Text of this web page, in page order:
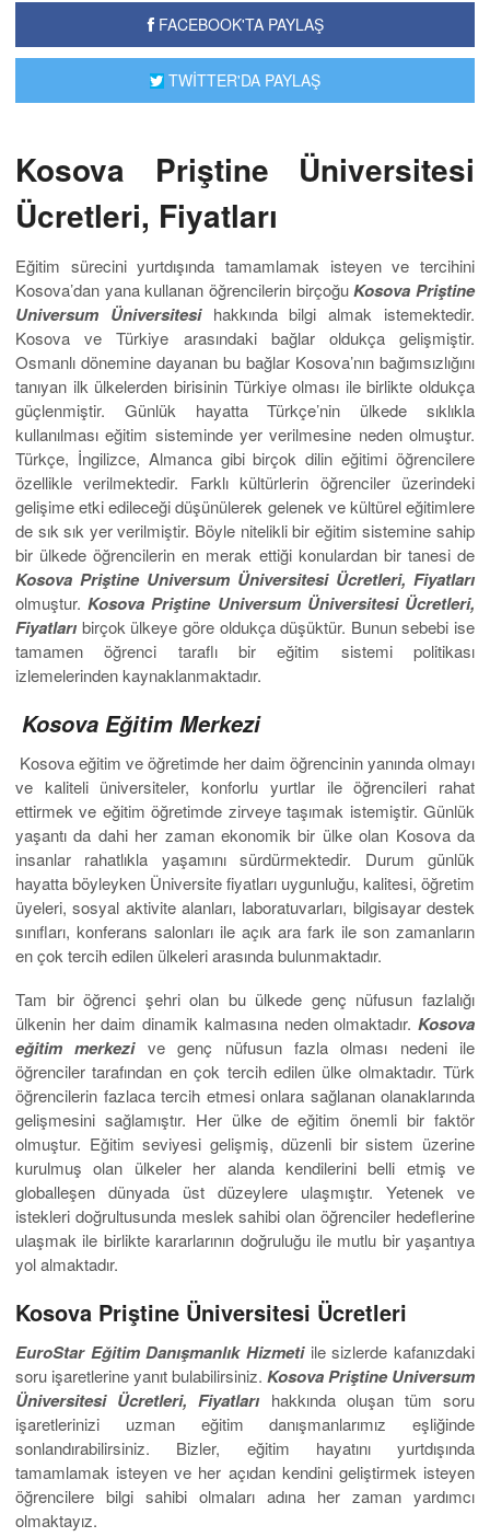
FACEBOOK'TA PAYLAŞ
TWİTTER'DA PAYLAŞ
Kosova Priştine Üniversitesi
Ücretleri, Fiyatları
Eğitim sürecini yurtdışında tamamlamak isteyen ve tercihini
Kosova’dan yana kullanan öğrencilerin birçoğuKosova Priştine
Universum Üniversitesi hakkında bilgi almak istemektedir.
Kosova ve Türkiye arasındaki bağlar oldukça gelişmiştir.
Osmanlı dönemine dayanan bu bağlar Kosova’nın bağımsızlığını
tanıyan ilk ülkelerden birisinin Türkiye olması ile birlikte oldukça
güçlenmiştir. Günlük hayatta Türkçe’nin ülkede sıklıkla
kullanılması eğitim sisteminde yer verilmesine neden olmuştur.
Türkçe, İngilizce, Almanca gibi birçok dilin eğitimi öğrencilere
özellikle verilmektedir. Farklı kültürlerin öğrenciler üzerindeki
gelişime etki edileceği düşünülerek gelenek ve kültürel eğitimlere
de sık sık yer verilmiştir. Böyle nitelikli bir eğitim sistemine sahip
bir ülkede öğrencilerin en merak ettiği konulardan bir tanesi de
Kosova Priştine Universum Üniversitesi Ücretleri, Fiyatları
olmuştur.Kosova Priştine Universum Üniversitesi Ücretleri,
Fiyatları birçok ülkeye göre oldukça düşüktür. Bunun sebebi ise
tamamen öğrenci taraflı bir eğitim sistemi politikası
izlemelerinden kaynaklanmaktadır.
Kosova Eğitim Merkezi
Kosova eğitim ve öğretimde her daim öğrencinin yanında olmayı
ve kaliteli üniversiteler, konforlu yurtlar ile öğrencileri rahat
ettirmek ve eğitim öğretimde zirveye taşımak istemiştir. Günlük
yaşantı da dahi her zaman ekonomik bir ülke olan Kosova da
insanlar rahatlıkla yaşamını sürdürmektedir. Durum günlük
hayatta böyleyken Üniversite fiyatları uygunluğu, kalitesi, öğretim
üyeleri, sosyal aktivite alanları, laboratuvarları, bilgisayar destek
sınıfları, konferans salonları ile açık ara fark ile son zamanların
en çok tercih edilen ülkeleri arasında bulunmaktadır.
Tam bir öğrenci şehri olan bu ülkede genç nüfusun fazlalığı
ülkenin her daim dinamik kalmasına neden olmaktadır. Kosova
eğitim merkezi ve genç nüfusun fazla olması nedeni ile
öğrenciler tarafından en çok tercih edilen ülke olmaktadır. Türk
öğrencilerin fazlaca tercih etmesi onlara sağlanan olanaklarında
gelişmesini sağlamıştır. Her ülke de eğitim önemli bir faktör
olmuştur. Eğitim seviyesi gelişmiş, düzenli bir sistem üzerine
kurulmuş olan ülkeler her alanda kendilerini belli etmiş ve
globalleşen dünyada üst düzeylere ulaşmıştır. Yetenek ve
istekleri doğrultusunda meslek sahibi olan öğrenciler hedeflerine
ulaşmak ile birlikte kararlarının doğruluğu ile mutlu bir yaşantıya
yol almaktadır.
Kosova Priştine Üniversitesi Ücretleri
EuroStar Eğitim Danışmanlık Hizmeti ile sizlerde kafanızdaki
soru işaretlerine yanıt bulabilirsiniz. Kosova Priştine Universum
Üniversitesi Ücretleri, Fiyatları hakkında oluşan tüm soru
işaretlerinizi uzman eğitim danışmanlarımız eşliğinde
sonlandırabilirsiniz. Bizler, eğitim hayatını yurtdışında
tamamlamak isteyen ve her açıdan kendini geliştirmek isteyen
öğrencilere bilgi sahibi olmaları adına her zaman yardımcı
olmaktayız.